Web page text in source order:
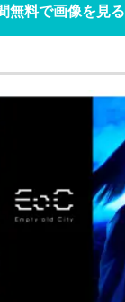
無料で画像を見る